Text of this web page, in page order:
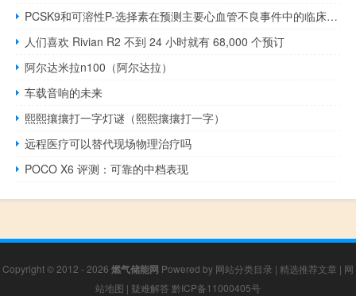
PCSK9和可溶性P-选择素在预测主要心血管不良事件中的临床意义
人们喜欢 Rivian R2 不到 24 小时就有 68,000 个预订
阿尔达米拉n100（阿尔达拉）
车载音响的未来
熙熙攘攘打一字灯谜（熙熙攘攘打一字）
远程医疗可以替代现场物理治疗吗
POCO X6 评测：可靠的中档表现
Copyright © 2012 - 2026 燃气储能网 Powered by 网站分类目录 | 精选推荐文章 | 网
站地图 | 疑难解答 黔ICP备11000405号